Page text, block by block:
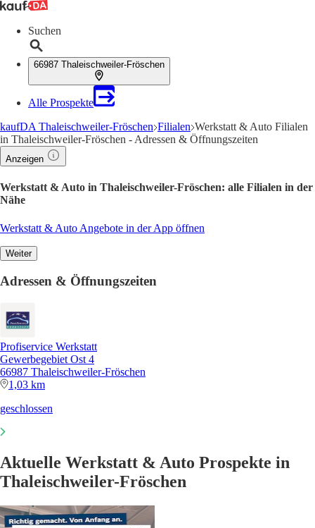
Suchen
66987 Thaleischweiler-Fröschen
Alle Prospekte
kaufDA Thaleischweiler-Fröschen Filialen Werkstatt & Auto Filialen
in Thaleischweiler-Fröschen - Adressen & Öffnungszeiten
Anzeigen
Werkstatt & Auto in Thaleischweiler-Fröschen: alle Filialen in der
Nähe
Werkstatt & Auto Angebote in der App öffnen
Weiter
Adressen & Öffnungszeiten
Profiservice Werkstatt
Gewerbegebiet Ost 4
66987 Thaleischweiler-Fröschen
1,03 km
geschlossen
Aktuelle Werkstatt & Auto Prospekte in
Thaleischweiler-Fröschen